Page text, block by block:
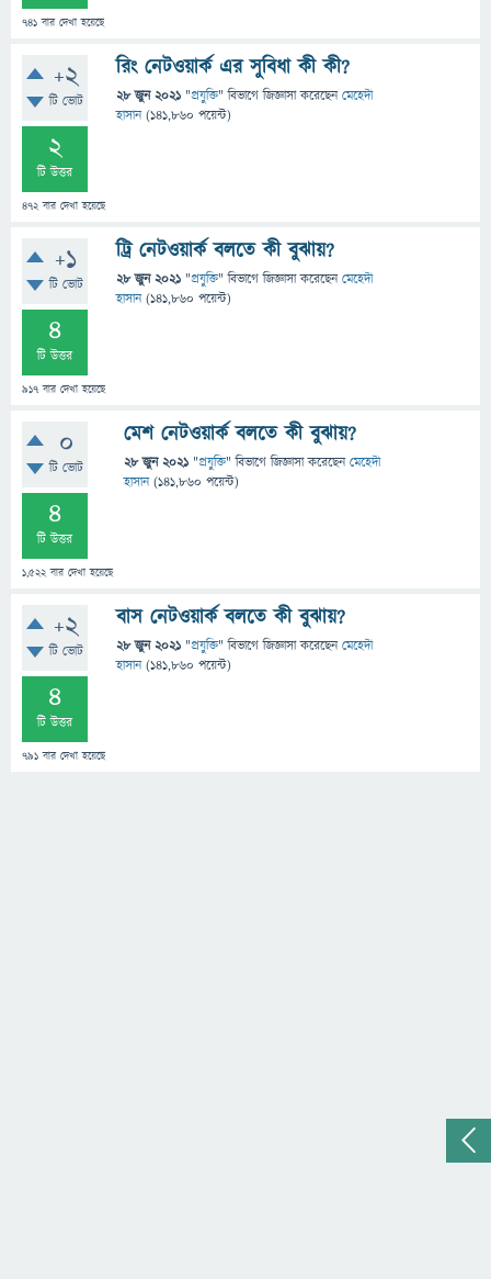
741 বার দেখা হয়েছে
+2
টি ভোট
2
টি উত্তর
472বার দেখা হয়েছে
রিং নেটওয়ার্ক এর সুবিধা কী কী?
28 জুন 2021 "প্রযুক্তি" বিভাগে জিজ্ঞাসাকরেছেনমেহেদী
হাসান (141,860 পয়েন্ট)
+1
টি ভোট
4
টি উত্তর
917 বার দেখা হয়েছে
ট্রি নেটওয়ার্ক বলতে কী বুঝায়?
28 জুন 2021 "প্রযুক্তি" বিভাগে জিজ্ঞাসাকরেছেনমেহেদী
হাসান (141,860 পয়েন্ট)
0
টি ভোট
4
টি উত্তর
1,522বার দেখা হয়েছে
মেশ নেটওয়ার্ক বলতে কী বুঝায়?
28 জুন 2021 "প্রযুক্তি" বিভাগে জিজ্ঞাসাকরেছেনমেহেদী
হাসান (141,860 পয়েন্ট)
+2
টি ভোট
4
টি উত্তর
791 বার দেখা হয়েছে
বাস নেটওয়ার্ক বলতে কী বুঝায়?
28 জুন 2021 "প্রযুক্তি" বিভাগে জিজ্ঞাসাকরেছেনমেহেদী
হাসান (141,860 পয়েন্ট)